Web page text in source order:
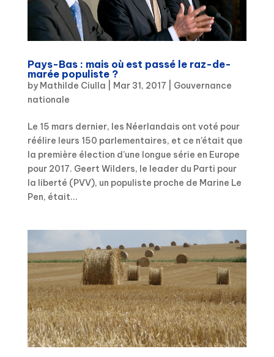
Pays-Bas : mais où est passé le raz-de-
marée populiste ?
by Mathilde Ciulla Mar 31, 2017
Gouvernance
nationale
Le 15 mars dernier, les Néerlandais ont voté pour
réélire leurs 150 parlementaires, et ce n’était que
la première élection d’une longue série en Europe
pour 2017. Geert Wilders, le leader du Parti pour
la liberté (PVV), un populiste proche de Marine Le
Pen, était...